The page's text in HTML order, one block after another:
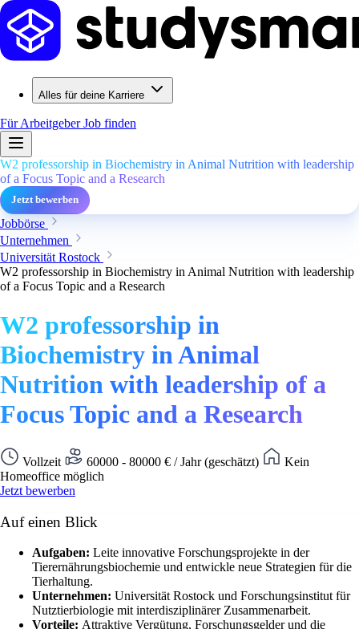
Alles für deine Karriere
Für ArbeitgeberJob finden
W2 professorship in Biochemistry in Animal Nutrition with leadership
of a Focus Topic and a Research
Jetzt bewerben
Jobbörse
Unternehmen
Universität Rostock
W2 professorship in Biochemistry in Animal Nutrition with leadership
of a Focus Topic and a Research
W2 professorship in
Biochemistry in Animal
Nutrition with leadership of a
Focus Topic and a Research
Vollzeit 60000 - 80000 € / Jahr (geschätzt)
Kein
Homeoffice möglich
Jetzt bewerben
Auf einen Blick
Aufgaben: Leite innovative Forschungsprojekte in der
Tierernährungsbiochemie und entwickle neue Strategien für die
Tierhaltung.
Unternehmen: Universität Rostock und Forschungsinstitut für
Nutztierbiologie mit interdisziplinärer Zusammenarbeit.
Vorteile: Attraktive Vergütung, Forschungsgelder und die